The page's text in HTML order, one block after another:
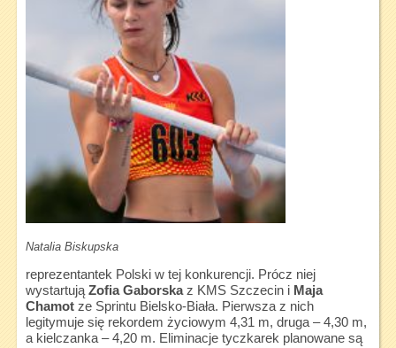
Natalia Biskupska
reprezentantek Polski w tej konkurencji. Prócz niej
wystartująZofia Gaborskaz KMS Szczecin i Maja
Chamotze Sprintu Bielsko-Biała. Pierwsza z nich
legitymuje się rekordem życiowym 4,31 m, druga – 4,30 m,
a kielczanka – 4,20 m. Eliminacje tyczkarek planowane są